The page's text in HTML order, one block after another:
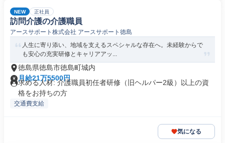
NEW 正社員
訪問介護の介護職員
アースサポート株式会社 アースサポート徳島
人生に寄り添い、地域を支えるスペシャルな存在へ。未経験からで
も安心の充実研修とキャリアアッ...
徳島県徳島市徳島町城内
月給21万5500円
求める人材: 介護職員初任者研修（旧ヘルパー2級）以上の資
格をお持ちの方
交通費支給
気になる